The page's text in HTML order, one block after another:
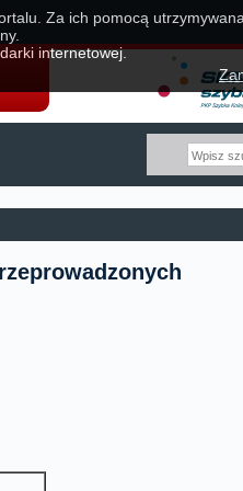
Za ich pomocą
internetowej.